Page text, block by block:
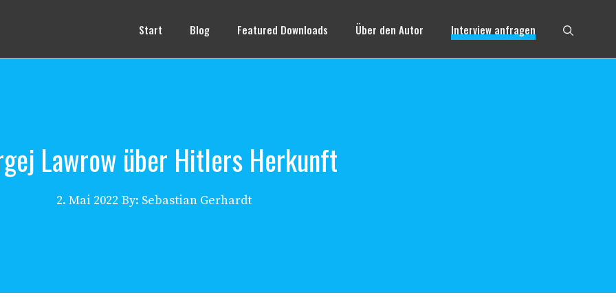
Start Blog Featured Downloads Über den Autor Interview anfragen
Lawrow über Hitlers Herkunft
2. Mai 2022 By: Sebastian Gerhardt